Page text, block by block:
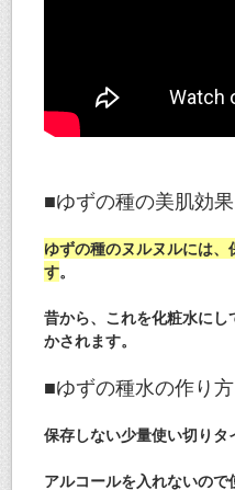
■ゆずの種の美肌効果
ゆずの種のヌルヌルには
す。
昔から、これを化粧水に
かされます。
■ゆずの種水の作り
保存しない少量使い切りタ
アルコールを入れないので